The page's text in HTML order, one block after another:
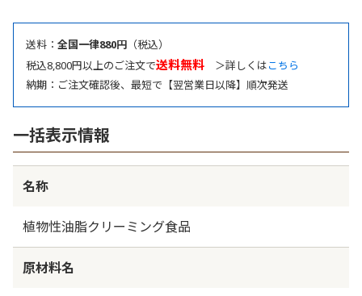
送料： 全国一律880円 （税込）
税込8,800円以上のご注文で送料無料 ＞詳しくはこちら
納期：ご注文確認後、最短で【翌営業日以降】順次発送
一括表示情報
名称
植物性油脂クリーミング食品
原材料名